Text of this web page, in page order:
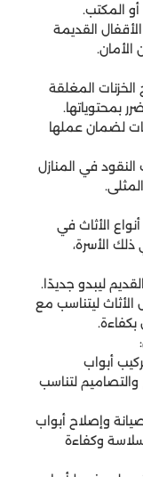
أو المكتب.
القديمة
الخزنات المغلقة
بمحتوياتها.
لضمان عملها
النقود في المنازل
الأثاث في
الأسرة،
ليبدو جديدًا.
ليتناسب مع
:
أبواب
والتصاميم لتناسب
وإصلاح أبواب
وكفاءة